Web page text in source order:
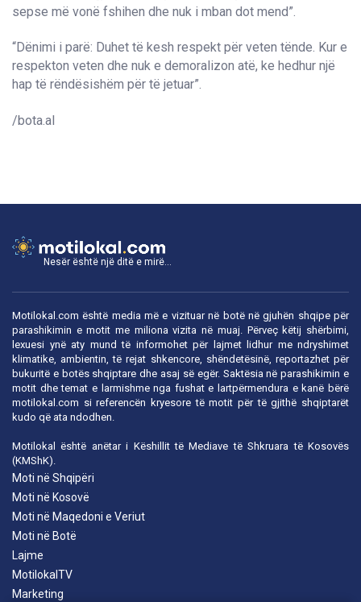
sepse më vonë fshihen dhe nuk i mban dot mend”.
“Dënimi i parë: Duhet të kesh respekt për veten tënde. Kur e
respekton veten dhe nuk e demoralizon atë, ke hedhur një
hap të rëndësishëm për të jetuar”.
/bota.al
Nesër është një ditë e mirë...
Motilokal.com është media më e vizituar në botë në gjuhën shqipe për
parashikimin e motit me miliona vizita në muaj. Përveç këtij shërbimi,
lexuesi ynë aty mund të informohet për lajmet lidhur me ndryshimet
klimatike, ambientin, të rejat shkencore, shëndetësinë, reportazhet për
bukuritë e botës shqiptare dhe asaj së egër. Saktësia në parashikimin e
motit dhe temat e larmishme nga fushat e lartpërmendura e kanë bërë
motilokal.com si referencën kryesore të motit për të gjithë shqiptarët
kudo që ata ndodhen.
Motilokal është anëtar i Këshillit të Mediave të Shkruara të Kosovës
(KMShK).
Moti në Shqipëri
Moti në Kosovë
Moti në Maqedoni e Veriut
Moti në Botë
Lajme
MotilokalTV
Marketing